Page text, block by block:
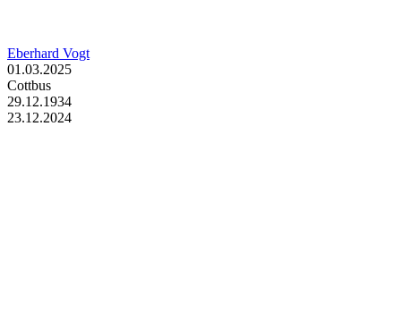
Eberhard Vogt
01.03.2025
Cottbus
29.12.1934
23.12.2024